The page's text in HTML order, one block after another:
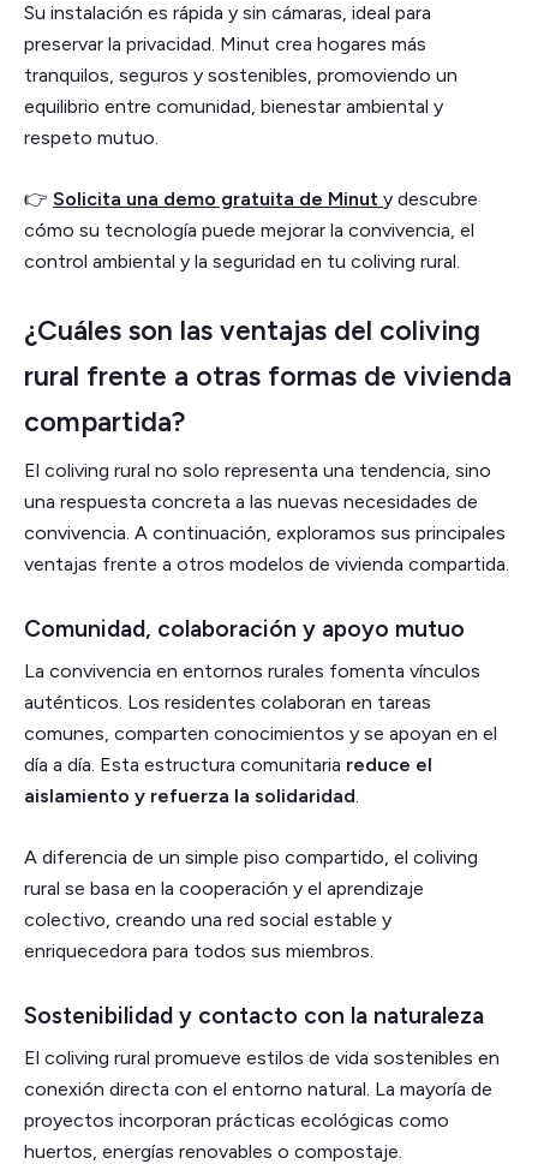
Su instalación es rápida y sin cámaras, ideal para
preservar la privacidad. Minut crea hogares más
tranquilos, seguros y sostenibles, promoviendo un
equilibrio entre comunidad, bienestar ambiental y
respeto mutuo.
👉 Solicita una demo gratuita de Minut y descubre
cómo su tecnología puede mejorar la convivencia, el
control ambiental y la seguridad en tu coliving rural.
¿Cuáles son las ventajas del coliving
rural frente a otras formas de vivienda
compartida?
El coliving rural no solo representa una tendencia, sino
una respuesta concreta a las nuevas necesidades de
convivencia. A continuación, exploramos sus principales
ventajas frente a otros modelos de vivienda compartida.
Comunidad, colaboración y apoyo mutuo
La convivencia en entornos rurales fomenta vínculos
auténticos. Los residentes colaboran en tareas
comunes, comparten conocimientos y se apoyan en el
día a día. Esta estructura comunitaria reduce el
aislamiento y refuerza la solidaridad.
A diferencia de un simple piso compartido, el coliving
rural se basa en la cooperación y el aprendizaje
colectivo, creando una red social estable y
enriquecedora para todos sus miembros.
Sostenibilidad y contacto con la naturaleza
El coliving rural promueve estilos de vida sostenibles en
conexión directa con el entorno natural. La mayoría de
proyectos incorporan prácticas ecológicas como
huertos, energías renovables o compostaje.